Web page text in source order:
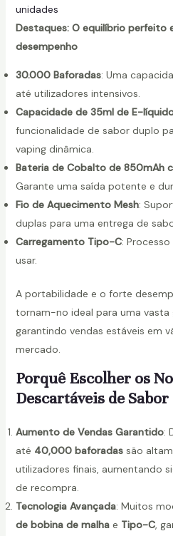
d
e
unidades
Destaques: O equilíbrio
desempenho
30.000 Baforadas: Uma
até utilizadores intensivos.
Capacidade de 35ml de E-
funcionalidade de sabor duplo
vaping dinâmica.
Bateria de Cobalto de 850mAh
Garante uma saída potente e
Fio de Aquecimento Mesh:
duplas para uma entrega de
Carregamento Tipo-C:
usar.
A portabilidade e o forte
tornam-no ideal para uma vasta
garantindo vendas estáveis em
mercado.
Porquê Escolher os
Descartáveis de Sabor
Aumento de Vendas Garantido:
até 40,000 baforadassão
utilizadores finais, aumentando
de recompra.
Tecnologia Avançada: Muitos
de bobina de malhae Tipo-C,